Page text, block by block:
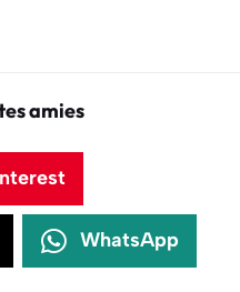
amies
WhatsApp